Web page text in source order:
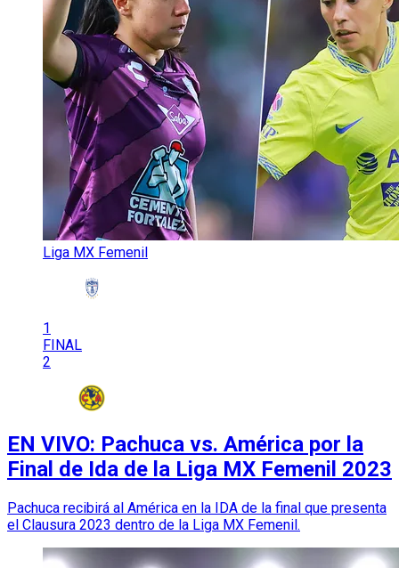
Liga MX Femenil
1
FINAL
2
EN VIVO: Pachuca vs. América por la
Final de Ida de la Liga MX Femenil 2023
Pachuca recibirá al América en la IDA de la final que presenta
el Clausura 2023 dentro de la Liga MX Femenil.